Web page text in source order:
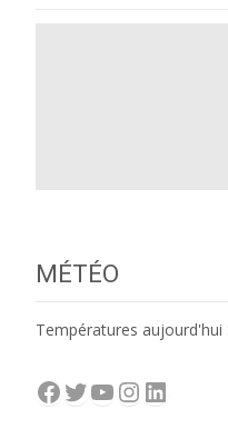
MÉTÉO
Températures aujourd'hui
Facebook
Twitter
YouTube
Instagram
LinkedIn